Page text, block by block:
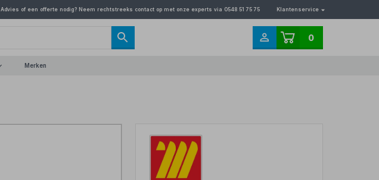
Advies of een offerte nodig? Neem rechtstreeks contact op met onze experts via 0548 51 75 75 Klantenservice
0
Merken